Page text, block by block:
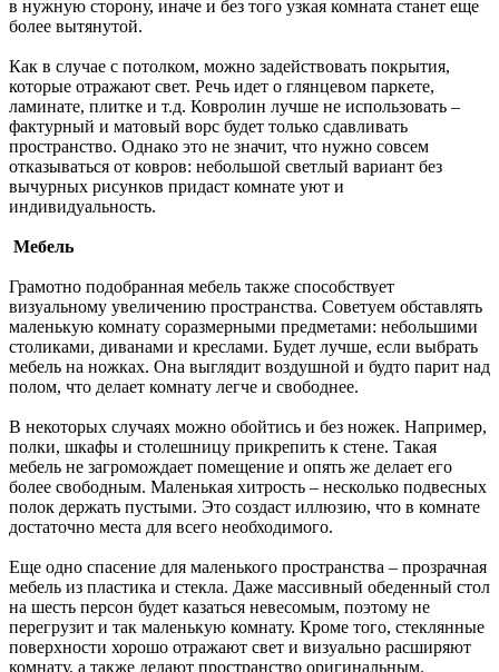
в нужную сторону, иначе и без того узкая комната станет еще
более вытянутой.
Как в случае с потолком, можно задействовать покрытия,
которые отражают свет. Речь идет о глянцевом паркете,
ламинате, плитке и т.д. Ковролин лучше не использовать –
фактурный и матовый ворс будет только сдавливать
пространство. Однако это не значит, что нужно совсем
отказываться от ковров: небольшой светлый вариант без
вычурных рисунков придаст комнате уют и
индивидуальность.
Мебель
Грамотно подобранная мебель также способствует
визуальному увеличению пространства. Советуем обставлять
маленькую комнату соразмерными предметами: небольшими
столиками, диванами и креслами. Будет лучше, если выбрать
мебель на ножках. Она выглядит воздушной и будто парит над
полом, что делает комнату легче и свободнее.
В некоторых случаях можно обойтись и без ножек. Например,
полки, шкафы и столешницу прикрепить к стене. Такая
мебель не загромождает помещение и опять же делает его
более свободным. Маленькая хитрость – несколько подвесных
полок держать пустыми. Это создаст иллюзию, что в комнате
достаточно места для всего необходимого.
Еще одно спасение для маленького пространства – прозрачная
мебель из пластика и стекла. Даже массивный обеденный стол
на шесть персон будет казаться невесомым, поэтому не
перегрузит и так маленькую комнату. Кроме того, стеклянные
поверхности хорошо отражают свет и визуально расширяют
комнату, а также делают пространство оригинальным.